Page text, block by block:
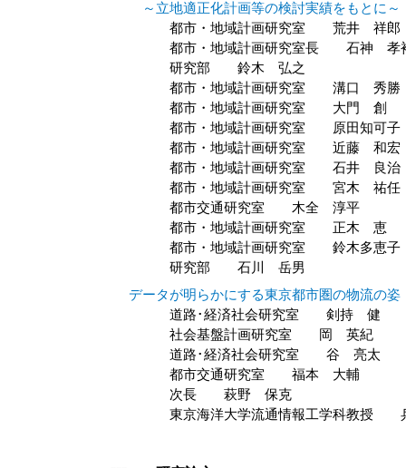
～立地適正化計画等の検討実績をもとに～
都市・地域計画研究室 荒井 祥郎
都市・地域計画研究室長 石神 孝
研究部 鈴木 弘之
都市・地域計画研究室 溝口 秀勝
都市・地域計画研究室 大門 創
都市・地域計画研究室 原田知可子
都市・地域計画研究室 近藤 和宏
都市・地域計画研究室 石井 良治
都市・地域計画研究室 宮木 祐任
都市交通研究室 木全 淳平
都市・地域計画研究室 正木 恵
都市・地域計画研究室 鈴木多恵子
研究部 石川 岳男
データが明らかにする東京都市圏の物流の姿
道路･経済社会研究室 剣持 健
社会基盤計画研究室 岡 英紀
道路･経済社会研究室 谷 亮太
都市交通研究室 福本 大輔
次長 萩野 保克
東京海洋大学流通情報工学科教授